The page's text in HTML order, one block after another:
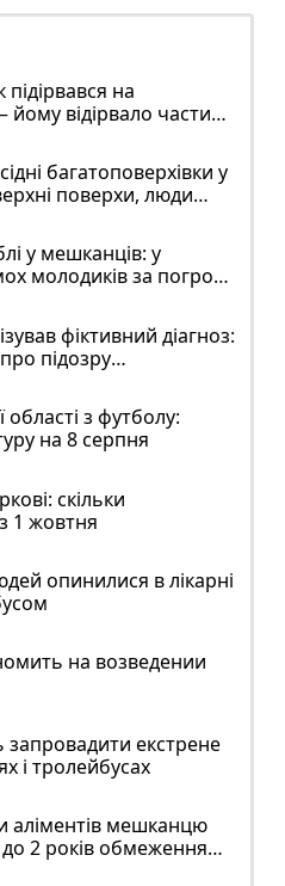
на
відірвало частину
багатоповерхівки у
поверхи, люди
у мешканців: у
молодиків за погром
фіктивний діагноз:
підозру
області з футболу:
на 8 серпня
скільки
1 жовтня
опинилися в лікарні
на возведении
екстрене
і тролейбусах
аліментів мешканцю
2 років обмеження